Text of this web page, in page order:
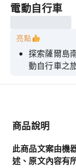
電動自行車
亮點
探索薩爾島
動自行車之
商品說明
此商品文案由機
述、原文內容有